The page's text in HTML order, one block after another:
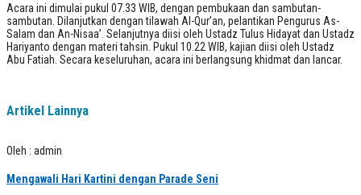
Acara ini dimulai pukul 07.33 WIB, dengan pembukaan dan sambutan-
sambutan. Dilanjutkan dengan tilawah Al-Qur’an, pelantikan Pengurus As-
Salam dan An-Nisaa’. Selanjutnya diisi oleh Ustadz Tulus Hidayat dan Ustadz
Hariyanto dengan materi tahsin. Pukul 10.22 WIB, kajian diisi oleh Ustadz
Abu Fatiah. Secara keseluruhan, acara ini berlangsung khidmat dan lancar.
Artikel Lainnya
Oleh : admin
Mengawali Hari Kartini dengan Parade Seni